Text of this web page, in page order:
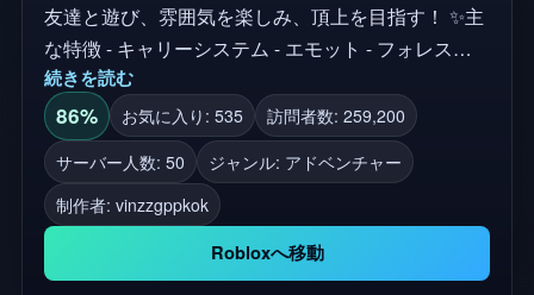
友達と遊び、雰囲気を楽しみ、頂上を目指す！ ✨主
な特徴 - キャリーシステム - エモット - フォレスト -
プレイミュージック - サミット・オーラ - ゲームパ
スショップ - クラブ - クローンアバ - 10個のチェッ
クポイント あなたの冒険は始まったばかりです。
続きを読む
86% お気に入り: 535
訪問者数: 259,200
サーバー人数: 50
ジャンル: アドベンチャー
制作者: vinzzgppkok
Robloxへ移動